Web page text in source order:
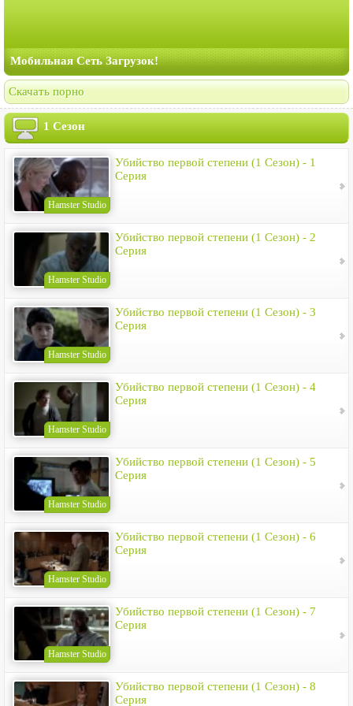
Мобильная Сеть Загрузок!
Скачать порно
1 Сезон
Hamster Studio
Убийство первой степени (1 Сезон) - 1
Серия
Hamster Studio
Убийство первой степени (1 Сезон) - 2
Серия
Hamster Studio
Убийство первой степени (1 Сезон) - 3
Серия
Hamster Studio
Убийство первой степени (1 Сезон) - 4
Серия
Hamster Studio
Убийство первой степени (1 Сезон) - 5
Серия
Hamster Studio
Убийство первой степени (1 Сезон) - 6
Серия
Hamster Studio
Убийство первой степени (1 Сезон) - 7
Серия
Убийство первой степени (1 Сезон) - 8
Серия